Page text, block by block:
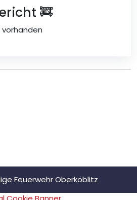
🚒
vorhanden
Feuerwehr Oberköblitz